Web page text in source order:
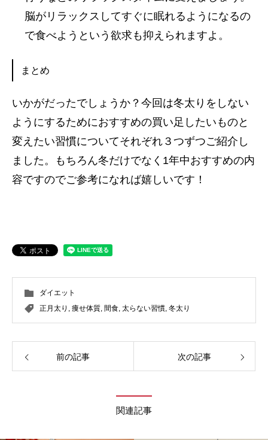
脳がリラックスしてすぐに眠れるようになるの
で食べようという欲求も抑えられますよ。
まとめ
いかがだったでしょうか？今回は冬太りをしない
ようにするためにおすすめの買い足したいものと
変えたい習慣についてそれぞれ３つずつご紹介し
ました。もちろん冬だけでなく1年中おすすめの内
容ですのでご参考になれば嬉しいです！
ダイエット
正月太り , 痩せ体質, 間食, 太らない習慣, 冬太り
前の記事 次の記事
関連記事